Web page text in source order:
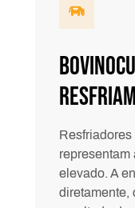
representam
elevado. A
diretamente,